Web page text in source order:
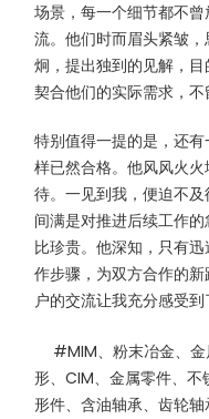
场景，每一个细节都不
流。他们时而眉头紧皱
炯，提出独到的见解，
契合他们的实际需求，不
特别值得一提的是，还
样已然合格。他风风火
待。一见到我，便迫不
间满是对推进后续工作
比珍贵。他深知，只有
作步骤，为双方合作的
户的交流让我充分感受到
#MIM、粉末冶金、
形、CIM、金属零件、
形件、含油轴承、齿轮轴